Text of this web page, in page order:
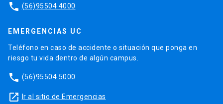
phone (56)95504 4000
EMERGENCIAS UC
Teléfono en caso de accidente o situación que ponga en
riesgo tu vida dentro de algún campus.
phone (56)95504 5000
launch Ir al sitio de Emergencias